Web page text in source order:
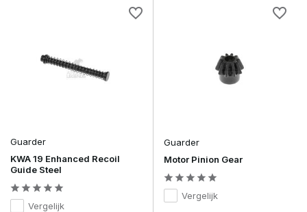
Guarder
KWA 19 Enhanced Recoil
Guide Steel
Vergelijk
Guarder
Motor Pinion Gear
Vergelijk